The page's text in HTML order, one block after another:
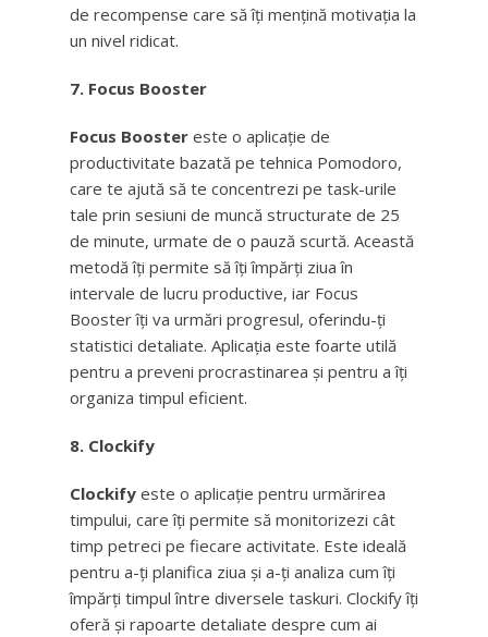
de recompense care să îți mențină motivația la
un nivel ridicat.
7. Focus Booster
Focus Booster este o aplicație de
productivitate bazată pe tehnica Pomodoro,
care te ajută să te concentrezi pe task-urile
tale prin sesiuni de muncă structurate de 25
de minute, urmate de o pauză scurtă. Această
metodă îți permite să îți împărți ziua în
intervale de lucru productive, iar Focus
Booster îți va urmări progresul, oferindu-ți
statistici detaliate. Aplicația este foarte utilă
pentru a preveni procrastinarea și pentru a îți
organiza timpul eficient.
8. Clockify
Clockify este o aplicație pentru urmărirea
timpului, care îți permite să monitorizezi cât
timp petreci pe fiecare activitate. Este ideală
pentru a-ți planifica ziua și a-ți analiza cum îți
împărți timpul între diversele taskuri. Clockify îți
oferă și rapoarte detaliate despre cum ai